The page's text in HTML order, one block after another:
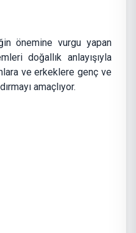
önemine vurgu yapan
doğallık anlayışıyla
ve erkeklere genç ve
amaçlıyor.